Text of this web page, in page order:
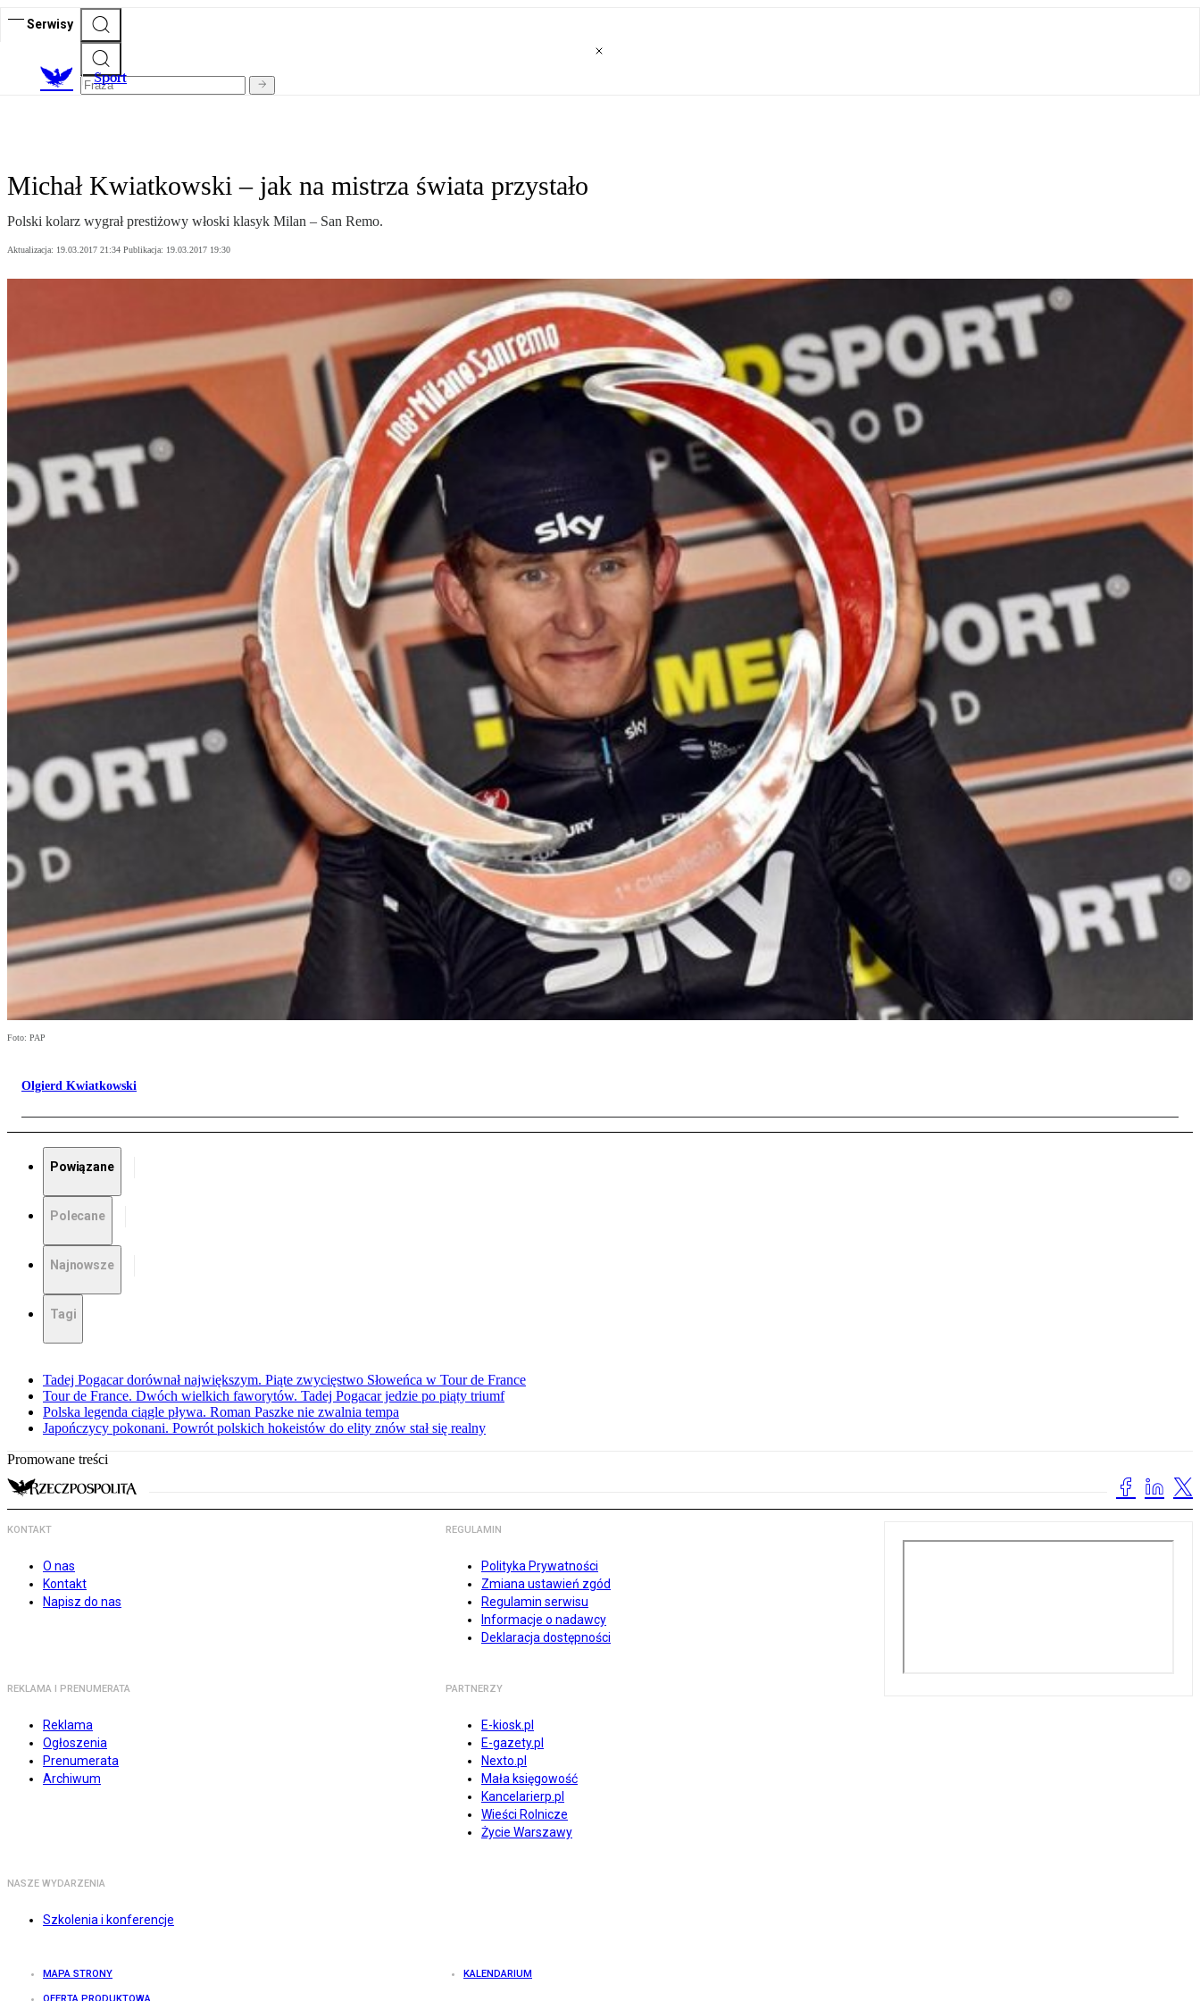
Serwisy
Sport
Michał Kwiatkowski – jak na mistrza świata przystało
Polski kolarz wygrał prestiżowy włoski klasyk Milan – San Remo.
Aktualizacja: 19.03.2017 21:34 Publikacja: 19.03.2017 19:30
Foto: PAP
Olgierd Kwiatkowski
Powiązane
Polecane
Najnowsze
Tagi
Tadej Pogacar dorównał największym. Piąte zwycięstwo Słoweńca w Tour de France
Tour de France. Dwóch wielkich faworytów. Tadej Pogacar jedzie po piąty triumf
Polska legenda ciągle pływa. Roman Paszke nie zwalnia tempa
Japończycy pokonani. Powrót polskich hokeistów do elity znów stał się realny
Promowane treści
KONTAKT
O nas
Kontakt
Napisz do nas
REGULAMIN
Polityka Prywatności
Zmiana ustawień zgód
Regulamin serwisu
Informacje o nadawcy
Deklaracja dostępności
REKLAMA I PRENUMERATA
Reklama
Ogłoszenia
Prenumerata
Archiwum
PARTNERZY
E-kiosk.pl
E-gazety.pl
Nexto.pl
Mała księgowość
Kancelarierp.pl
Wieści Rolnicze
Życie Warszawy
NASZE WYDARZENIA
Szkolenia i konferencje
MAPA STRONY KALENDARIUM